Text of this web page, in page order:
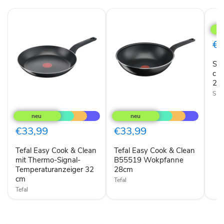
Easy
Cook
&
Clean
Thermo-
Signal-
Temperaturanzeiger
32
cm
€33,99
Tefal Easy Cook & Clean
mit Thermo-Signal-
Temperaturanzeiger 32
cm
Tefal
Easy
Cook
&
Clean
Wokpfanne
28cm
€33,99
Tefal Easy Cook & Clean
B55519 Wokpfanne
28cm
Tefal
Talis
28
cm
Talis
28
cm
28
Silit